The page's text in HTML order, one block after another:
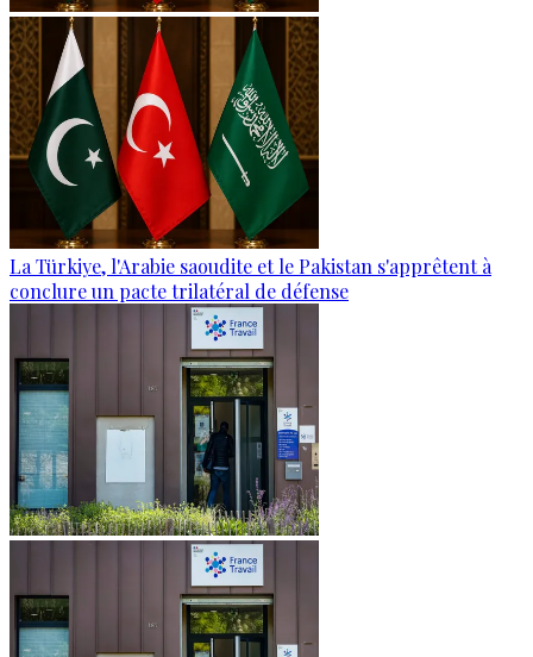
La Türkiye, l'Arabie saoudite et le Pakistan s'apprêtent à
conclure un pacte trilatéral de défense